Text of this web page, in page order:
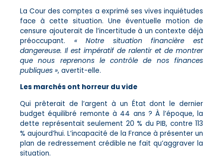
La Cour des comptes a exprimé ses vives inquiétudes
face à cette situation. Une éventuelle motion de
censure ajouterait de l’incertitude à un contexte déjà
préoccupant. « Notre situation financière est
dangereuse. Il est impératif de ralentir et de montrer
que nous reprenons le contrôle de nos finances
publiques », avertit-elle.
Les marchés ont horreur du vide
Qui prêterait de l’argent à un État dont le dernier
budget équilibré remonte à 44 ans ? À l’époque, la
dette représentait seulement 20 % du PIB, contre 113
% aujourd’hui. L’incapacité de la France à présenter un
plan de redressement crédible ne fait qu’aggraver la
situation.